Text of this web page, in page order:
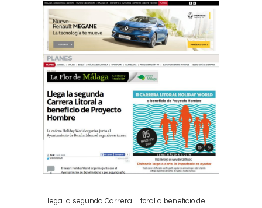
Llega la segunda Carrera Litoral a beneficio de